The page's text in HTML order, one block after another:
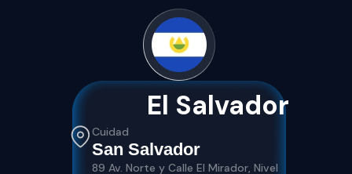
El Salvador
Cuidad
San Salvador
89 Av. Norte y Calle El Mirador, Nivel